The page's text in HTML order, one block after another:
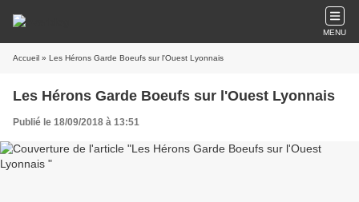
MENU
Accueil » Les Hérons Garde Boeufs sur l'Ouest Lyonnais
Les Hérons Garde Boeufs sur l'Ouest Lyonnais
Publié le 18/09/2018 à 13:51